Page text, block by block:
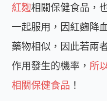
紅麴相關保健食品，
一起服用，因紅麴降
藥物相似，因此若兩
作用發生的機率， 所
相關保健食品 ！